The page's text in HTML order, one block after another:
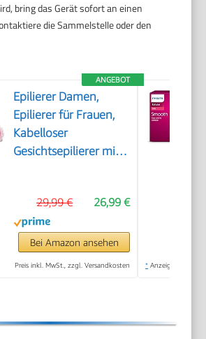
bring das Gerät sofort an einen
die Sammelstelle oder den
ANGEBOT
Epilierer Damen,
Epilierer für Frauen,
Kabelloser
Gesichtsepilierer mit
Haarentferner für
Gesicht, Körper,
Achsel, Beine &
Bikinizone
26,99 €
29,99 €
Bei Amazon ansehen
Preis inkl. MwSt., zzgl. Versandkosten * Anzeige